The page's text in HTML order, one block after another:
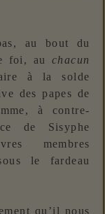
au bout du
foi, auchacun
à la solde
des papes de
à contre-
de Sisyphe
membres
le fardeau
qu’il nous